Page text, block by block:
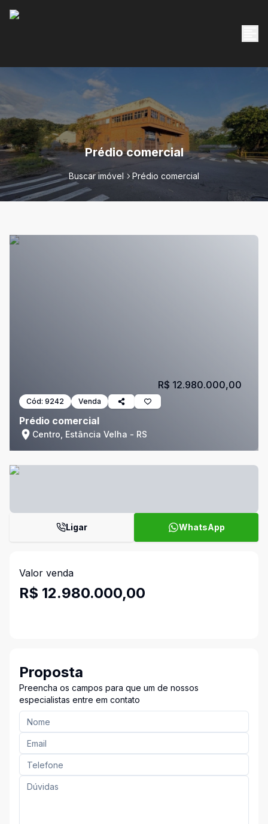
Prédio comercial
Buscar imóvel Prédio comercial
Cód: 9242 Venda
Prédio comercial
Centro, Estância Velha - RS
R$ 12.980.000,00
Ligar WhatsApp
Valor venda
R$ 12.980.000,00
Proposta
Preencha os campos para que um de nossos
especialistas entre em contato